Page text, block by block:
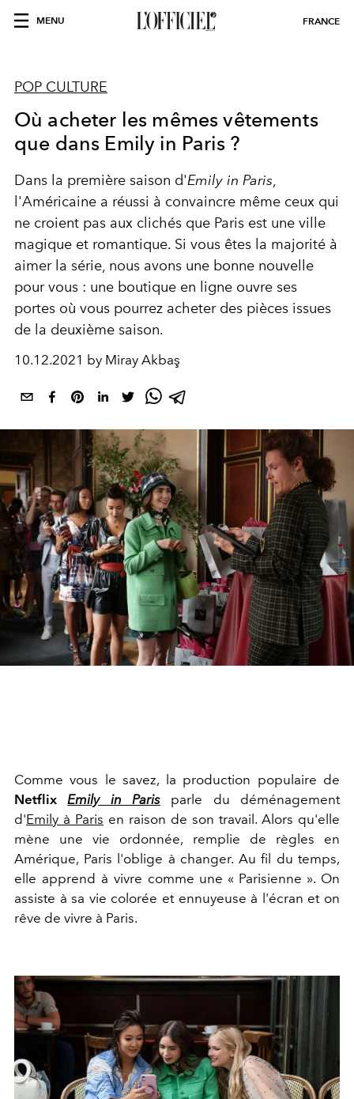
MENU FRANCE
POP CULTURE
Où acheter les mêmes vêtements
que dans Emily in Paris ?
Dans la première saison d'Emily in Paris,
l'Américaine a réussi à convaincre même ceux qui
ne croient pas aux clichés que Paris est une ville
magique et romantique. Si vous êtes la majorité à
aimer la série, nous avons une bonne nouvelle
pour vous : une boutique en ligne ouvre ses
portes où vous pourrez acheter des pièces issues
de la deuxième saison.
10.12.2021 by Miray Akbaş
Comme vous le savez, la production populaire de
Netflix
Emily in Paris parle du déménagement
d'Emily à Paris en raison de son travail. Alors qu'elle
mène une vie ordonnée, remplie de règles en
Amérique, Paris l'oblige à changer. Au fil du temps,
elle apprend à vivre comme une « Parisienne ». On
assiste à sa vie colorée et ennuyeuse à l'écran et on
rêve de vivre à Paris.